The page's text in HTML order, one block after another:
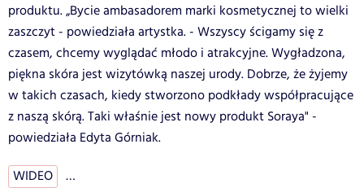
produktu. „Bycie ambasadorem marki kosmetycznej to wielki
zaszczyt - powiedziała artystka. - Wszyscy ścigamy się z
czasem, chcemy wyglądać młodo i atrakcyjne. Wygładzona,
piękna skóra jest wizytówką naszej urody. Dobrze, że żyjemy
w takich czasach, kiedy stworzono podkłady współpracujące
z naszą skórą. Taki właśnie jest nowy produkt Soraya" -
powiedziała Edyta Górniak.
WIDEO …